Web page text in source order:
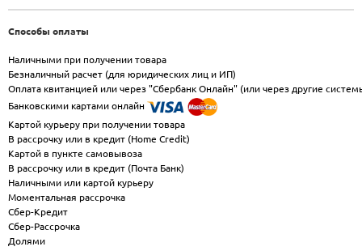
Способы оплаты
Наличными при получении товара
Безналичный расчет (для юридических лиц и ИП)
Оплата квитанцией или через "Сбербанк Онлайн" (или через другие
Банковскими картами онлайн
Картой курьеру при получении товара
В рассрочку или в кредит (Home Credit)
Картой в пункте самовывоза
В рассрочку или в кредит (Почта Банк)
Наличными или картой курьеру
Моментальная рассрочка
Сбер-Кредит
Сбер-Рассрочка
Долями